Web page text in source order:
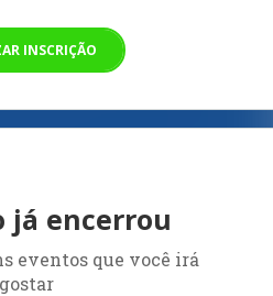
INSCRIÇÃO
já encerrou
eventos que você irá
gostar